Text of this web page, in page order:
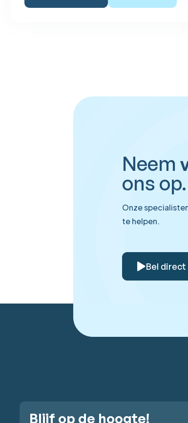
Neem
ons op.
Onze
te helpen.
Bel direct
Blijf op de hoogte!